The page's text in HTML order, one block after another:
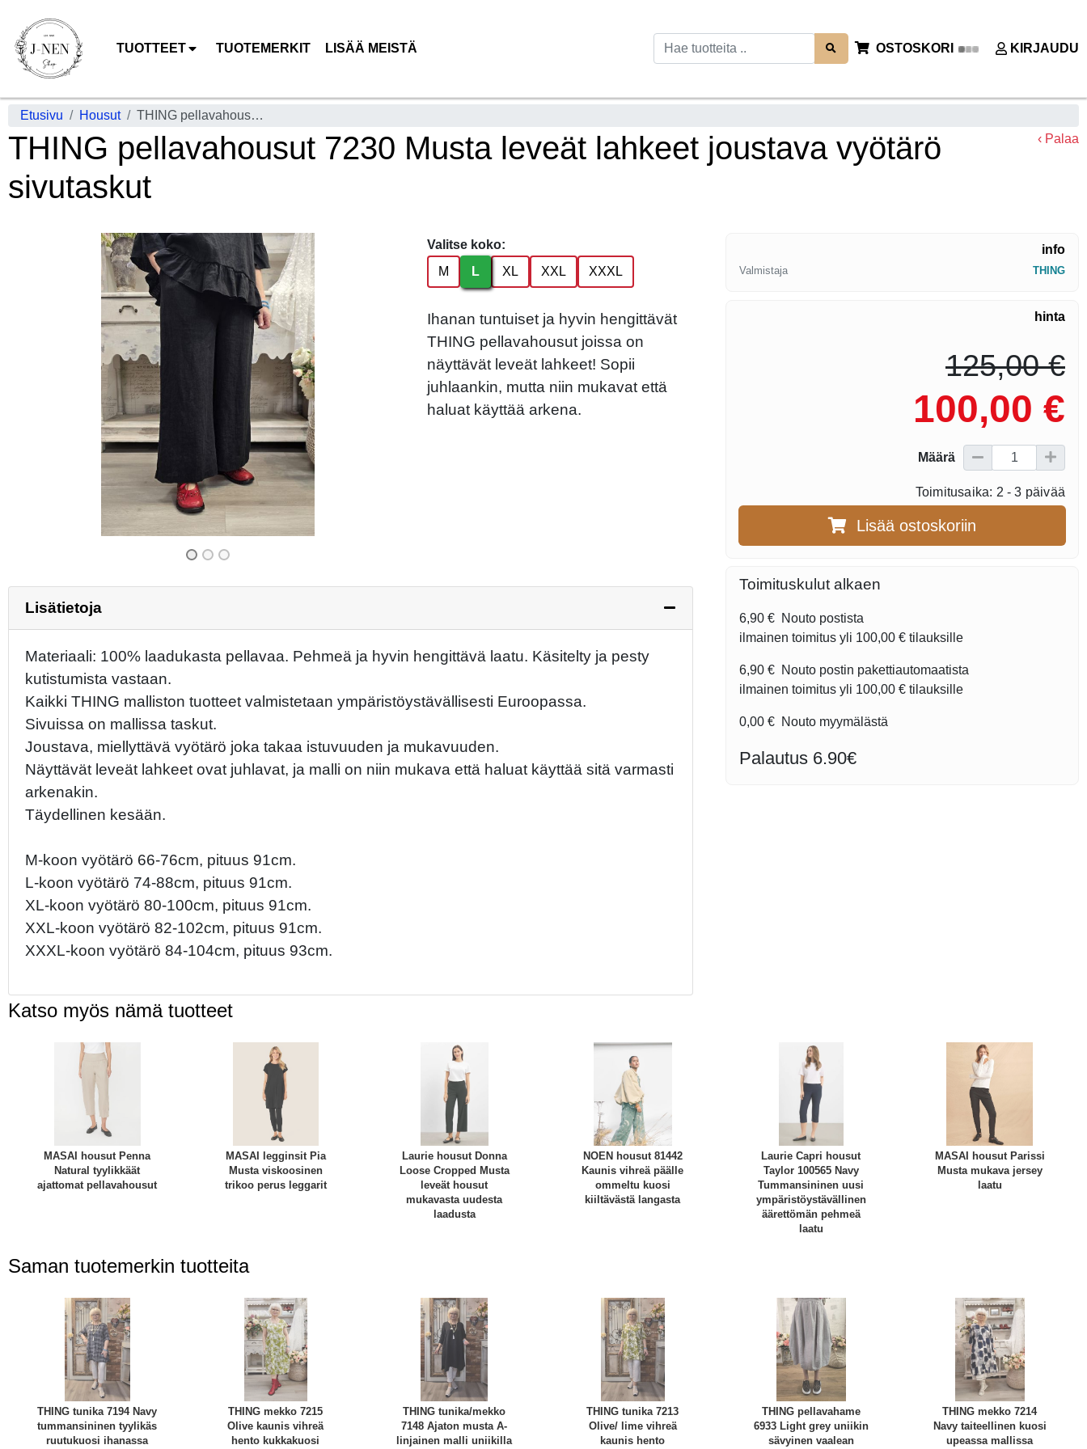
TUOTTEET TUOTEMERKIT LISÄÄ MEISTÄ OSTOSKORI KIRJAUDU
Etusivu Housut THING pellavahousut 7230 Musta leveät lahkeet joustava vyötärö sivutaskut
THING pellavahousut 7230 Musta leveät lahkeet joustava vyötärö
sivutaskut
‹ Palaa
Valitse koko:
M
L XL XXL XXXL
Ihanan tuntuiset ja hyvin hengittävät
THING pellavahousut joissa on
näyttävät leveät lahkeet! Sopii
juhlaankin, mutta niin mukavat että
haluat käyttää arkena.
Lisätietoja
Materiaali: 100% laadukasta pellavaa. Pehmeä ja hyvin hengittävä laatu. Käsitelty ja pesty
kutistumista vastaan.
Kaikki THING malliston tuotteet valmistetaan ympäristöystävällisesti Euroopassa.
Sivuissa on mallissa taskut.
Joustava, miellyttävä vyötärö joka takaa istuvuuden ja mukavuuden.
Näyttävät leveät lahkeet ovat juhlavat, ja malli on niin mukava että haluat käyttää sitä varmasti
arkenakin.
Täydellinen kesään.
M-koon vyötärö 66-76cm, pituus 91cm.
L-koon vyötärö 74-88cm, pituus 91cm.
XL-koon vyötärö 80-100cm, pituus 91cm.
XXL-koon vyötärö 82-102cm, pituus 91cm.
XXXL-koon vyötärö 84-104cm, pituus 93cm.
info
Valmistaja THING
hinta
125,00 €
100,00 €
Määrä
Toimitusaika: 2 - 3 päivää
Lisää ostoskoriin
Toimituskulut alkaen
6,90 € Nouto postista
ilmainen toimitus yli 100,00 € tilauksille
6,90 € Nouto postin pakettiautomaatista
ilmainen toimitus yli 100,00 € tilauksille
0,00 € Nouto myymälästä
Palautus 6.90€
Katso myös nämä tuotteet
MASAI housut Penna
Natural tyylikkäät
ajattomat pellavahousut
MASAI legginsit Pia
Musta viskoosinen
trikoo perus leggarit
Laurie housut Donna
Loose Cropped Musta
leveät housut
mukavasta uudesta
laadusta
NOEN housut 81442
Kaunis vihreä päälle
ommeltu kuosi
kiiltävästä langasta
Laurie Capri housut
Taylor 100565 Navy
Tummansininen uusi
ympäristöystävällinen
äärettömän pehmeä
laatu
MASAI housut Parissi
Musta mukava jersey
laatu
Saman tuotemerkin tuotteita
THING tunika 7194 Navy
tummansininen tyylikäs
ruutukuosi ihanassa
THING mekko 7215
Olive kaunis vihreä
hento kukkakuosi
THING tunika/mekko
7148 Ajaton musta A-
linjainen malli uniikilla
THING tunika 7213
Olive/ lime vihreä
kaunis hento
THING pellavahame
6933 Light grey uniikin
sävyinen vaalean
THING mekko 7214
Navy taiteellinen kuosi
upeassa mallissa